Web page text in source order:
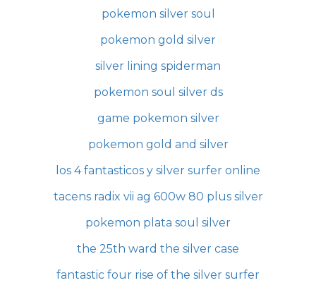
pokemon silver soul
pokemon gold silver
silver lining spiderman
pokemon soul silver ds
game pokemon silver
pokemon gold and silver
los 4 fantasticos y silver surfer online
tacens radix vii ag 600w 80 plus silver
pokemon plata soul silver
the 25th ward the silver case
fantastic four rise of the silver surfer